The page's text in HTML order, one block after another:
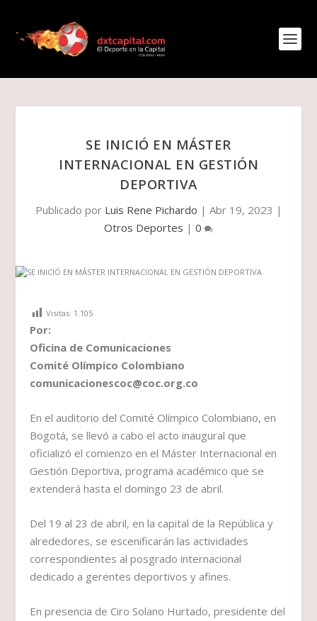
SE INICIÓ EN MÁSTER
INTERNACIONAL EN GESTIÓN
DEPORTIVA
Publicado por Luis Rene Pichardo | Abr 19, 2023 |
Otros Deportes | 0
Visitas: 1.105
Por:
Oficina de Comunicaciones
Comité Olímpico Colombiano
comunicacionescoc@coc.org.co
En el auditorio del Comité Olímpico Colombiano, en
Bogotá, se llevó a cabo el acto inaugural que
oficializó el comienzo en el Máster Internacional en
Gestión Deportiva, programa académico que se
extenderá hasta el domingo 23 de abril.
Del 19 al 23 de abril, en la capital de la República y
alrededores, se escenificarán las actividades
correspondientes al posgrado internacional
dedicado a gerentes deportivos y afines.
En presencia de Ciro Solano Hurtado, presidente del